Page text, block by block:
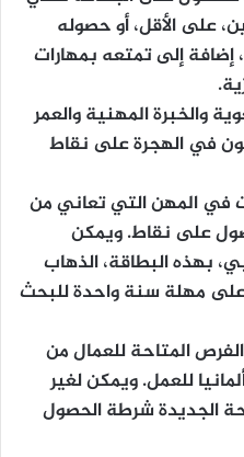
على الأقل، أو حصوله
إلى تمتعه بمهارات
والخبرة المهنية والعمر
في الهجرة على نقاط
في المهن التي تعاني من
على نقاط. ويمكن
بهذه البطاقة، الذهاب
على مهلة سنة واحدة للبحث
المتاحة للعمال من
للعمل. ويمكن لغير
الجديدة شرطة الحصول